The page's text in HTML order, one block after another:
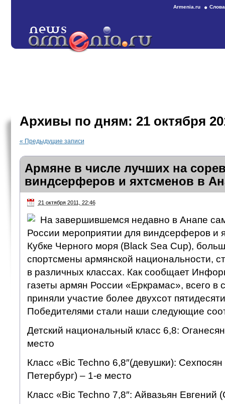
Armenia.ru
Архивы по дням: 21 октября
« Предыдущие записи
Армяне в числе лучших на
виндсерферов и яхтсменов в
21 октября 2011, 22:46
На завершившемся недавно в Анапе
России мероприятии для виндсерферов и
Кубке Черного моря (Black Sea Cup),
спортсмены армянской национальности,
в различных классах. Как сообщает
газеты армян России «Еркрамас», всего в
приняли участие более двухсот
Победителями стали наши следующие
Детский национальный класс 6,8:
место
Класс «Bic Techno 6,8″(девушки):
Петербург) – 1-е место
Класс «Bic Techno 7,8″: Айвазьян Евгений